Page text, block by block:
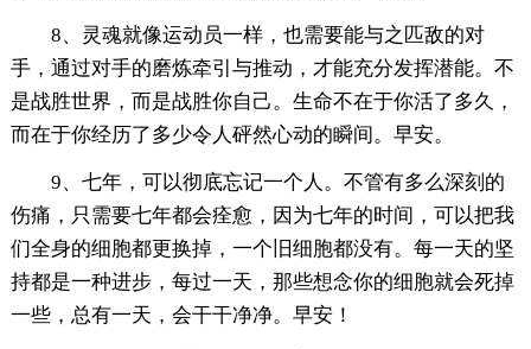
8、灵魂就像运动员一样，也需要能与之匹敌的对
手，通过对手的磨炼牵引与推动，才能充分发挥潜能。不
是战胜世界，而是战胜你自己。生命不在于你活了多久，
而在于你经历了多少令人砰然心动的瞬间。早安。
9、七年，可以彻底忘记一个人。不管有多么深刻的
伤痛，只需要七年都会痊愈，因为七年的时间，可以把我
们全身的细胞都更换掉，一个旧细胞都没有。每一天的坚
持都是一种进步，每过一天，那些想念你的细胞就会死掉
一些，总有一天，会干干净净。早安！